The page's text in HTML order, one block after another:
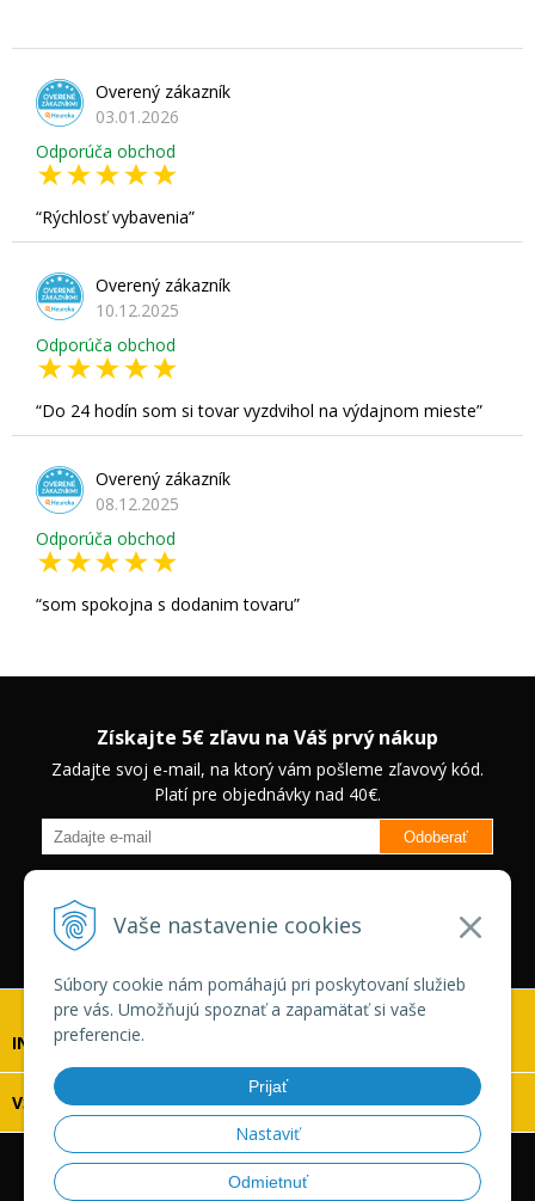
Vaše nastavenie cookies
Súbory cookie nám pomáhajú pri poskytovaní služieb
pre vás. Umožňujú spoznať a zapamätať si vaše
preferencie.
Prijať
Nastaviť
Odmietnuť
Overený zákazník
03.01.2026
Odporúča obchod
Rýchlosť vybavenia
Overený zákazník
10.12.2025
Odporúča obchod
Do 24 hodín som si tovar vyzdvihol na výdajnom mieste
Overený zákazník
08.12.2025
Odporúča obchod
som spokojna s dodanim tovaru
Získajte 5€ zľavu na Váš prvý nákup
Zadajte svoj e-mail, na ktorý vám pošleme zľavový kód.
Platí pre objednávky nad 40€.
Odoberať
zľavách na vybrané produkty.
Neplatí pre Veľkoobchodných
zákazníkov.
INFOLINKA
VŠETKO O NÁKUPE
© 2026 Vaskonaradie.sk •tvorba eshopu cez UNIobchod